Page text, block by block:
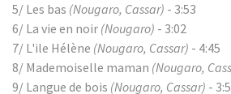
5/ Les bas (Nougaro, Cassar) - 3:53
6/ La vie en noir (Nougaro) - 3:02
7/ L'ile Hélène (Nougaro, Cassar) - 4:45
8/ Mademoiselle maman (Nougaro,
9/ Langue de bois (Nougaro, Cassar) -